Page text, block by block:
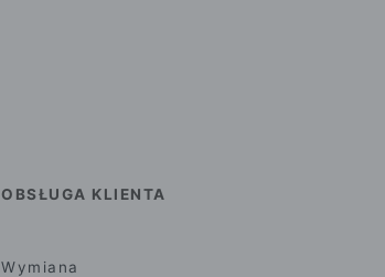
OBSŁUGA KLIENTA
Wymiana